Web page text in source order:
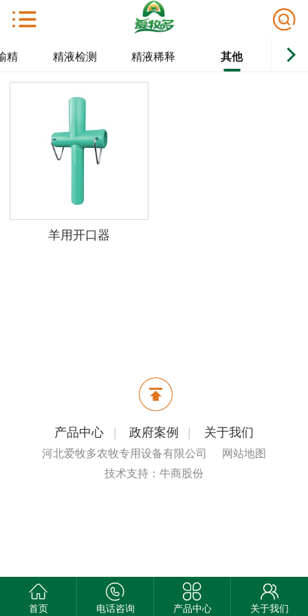
精 精液检测 精液稀释 其他
羊用开口器
产品中心 | 政府案例 | 关于我们
河北爱牧多农牧专用设备有限公司
网站地图
技术支持：牛商股份
首页 电话咨询 产品中心 关于我们